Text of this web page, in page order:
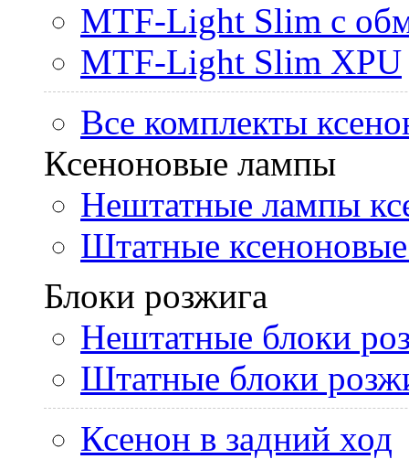
MTF-Light Slim с
MTF-Light Slim XPU
Все комплекты
Ксеноновые лампы
Нештатные лампы
Штатные
Блоки розжига
Нештатные блоки
Штатные блоки
Ксенон в задний ход